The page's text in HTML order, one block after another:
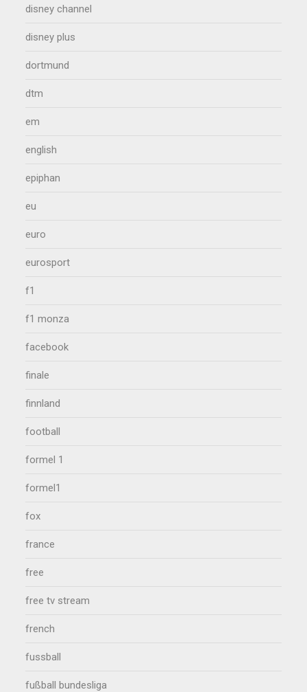
disney channel
disney plus
dortmund
dtm
em
english
epiphan
eu
euro
eurosport
f1
f1 monza
facebook
finale
finnland
football
formel 1
formel1
fox
france
free
free tv stream
french
fussball
fußball bundesliga